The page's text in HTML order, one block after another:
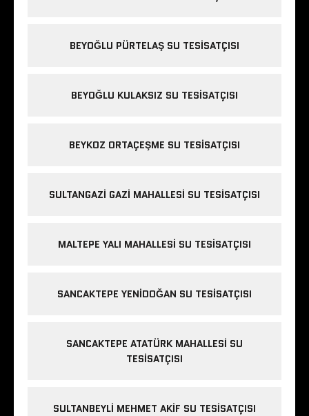
BEYOĞLU PÜRTELAŞ SU TESISATÇISI
BEYOĞLU KULAKSIZ SU TESISATÇISI
BEYKOZ ORTAÇEŞME SU TESISATÇISI
SULTANGAZI GAZI MAHALLESI SU TESISATÇISI
MALTEPE YALI MAHALLESI SU TESISATÇISI
SANCAKTEPE YENIDOĞAN SU TESISATÇISI
SANCAKTEPE ATATÜRK MAHALLESI SU
TESISATÇISI
SULTANBEYLI MEHMET AKIF SU TESISATÇISI